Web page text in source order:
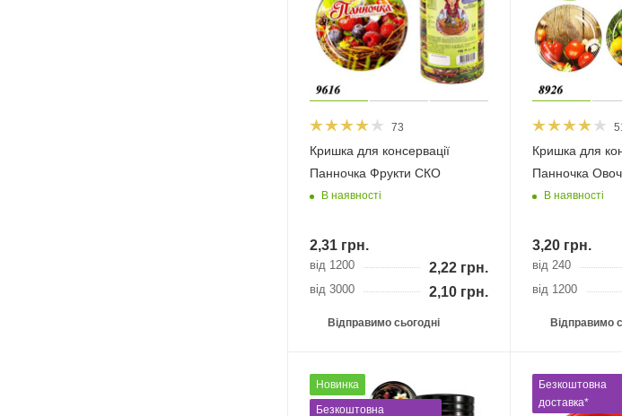
73
Кришка для консервації
Панночка Фрукти СКО
В наявності
2,31 грн.
від 1200 2,22 грн.
від 3000 2,10 грн.
Відправимо сьогодні
Кришка для
Панночка
В наявності
3,20 грн.
від 240
від 1200
Відправимо
Новинка
Безкоштовна
Безкоштовна
доставка*